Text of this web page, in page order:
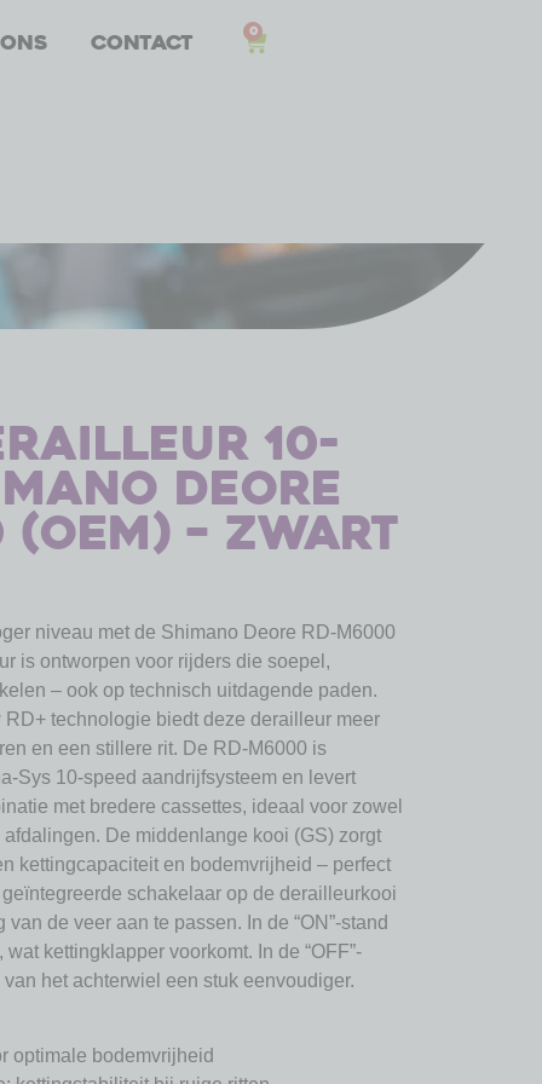
Contact 0
10-
Deore
(OEM) – zwart
niveau met de Shimano Deore RD-M6000
is ontworpen voor rijders die soepel,
– ook op technisch uitdagende paden.
technologie biedt deze derailleur meer
en een stillere rit. De RD-M6000 is
Sys 10-speed aandrijfsysteem en levert
met bredere cassettes, ideaal voor zowel
De middenlange kooi (GS) zorgt
kettingcapaciteit en bodemvrijheid – perfect
schakelaar op de derailleurkooi
de veer aan te passen. In de “ON”-stand
kettingklapper voorkomt. In de “OFF”-
het achterwiel een stuk eenvoudiger.
optimale bodemvrijheid